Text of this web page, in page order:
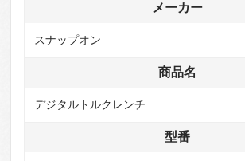
メーカー
スナップオン
商品名
デジタルトルクレンチ
型番